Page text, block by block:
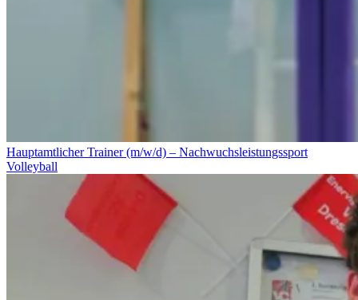
Hauptamtlicher Trainer (m/w/d) – Nachwuchsleistungssport
Volleyball